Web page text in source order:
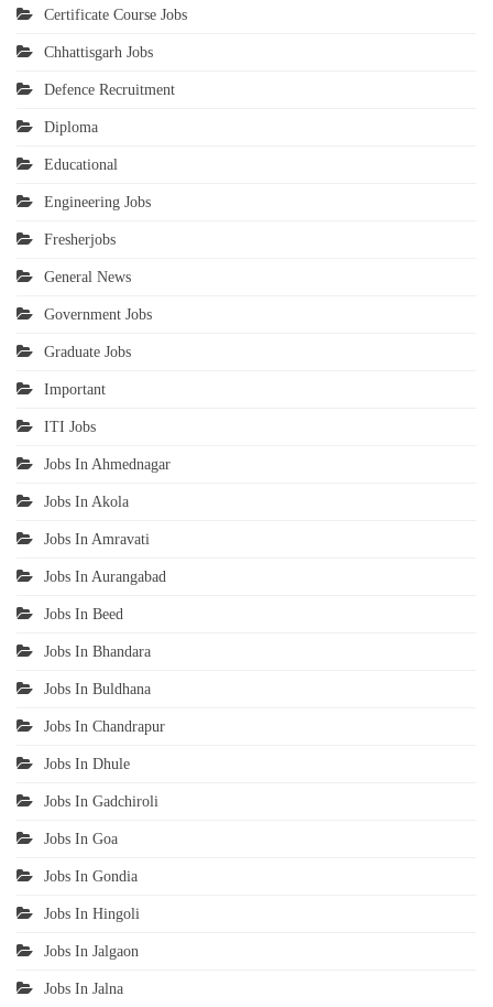
Certificate Course Jobs
Chhattisgarh Jobs
Defence Recruitment
Diploma
Educational
Engineering Jobs
Fresherjobs
General News
Government Jobs
Graduate Jobs
Important
ITI Jobs
Jobs In Ahmednagar
Jobs In Akola
Jobs In Amravati
Jobs In Aurangabad
Jobs In Beed
Jobs In Bhandara
Jobs In Buldhana
Jobs In Chandrapur
Jobs In Dhule
Jobs In Gadchiroli
Jobs In Goa
Jobs In Gondia
Jobs In Hingoli
Jobs In Jalgaon
Jobs In Jalna